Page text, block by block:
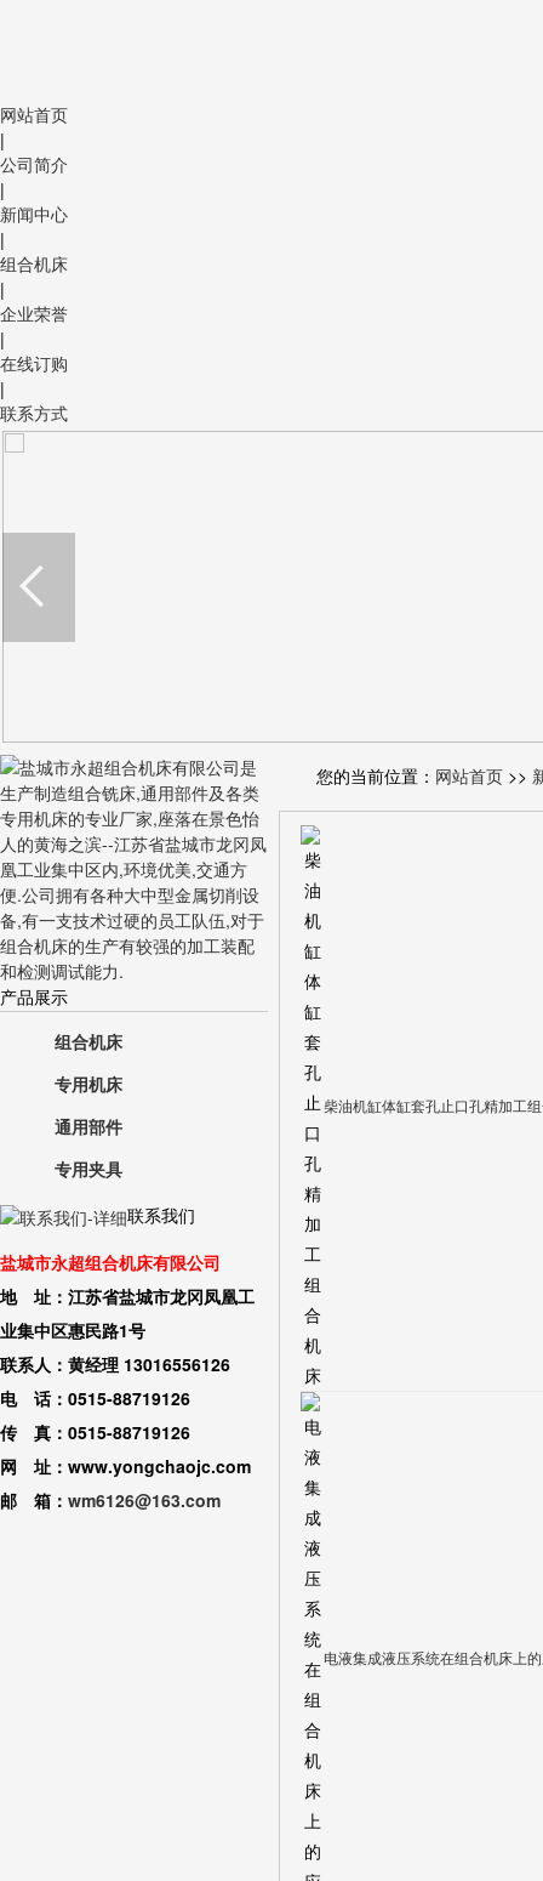
网站首页
|
公司简介
|
新闻中心
|
组合机床
|
企业荣誉
|
在线订购
|
联系方式
产品展示
组合机床
专用机床
通用部件
专用夹具
联系我们
盐城市永超组合机床有限公司
地 址：江苏省盐城市龙冈凤凰工
业集中区惠民路1号
联系人：黄经理 13016556126
电 话：0515-88719126
传 真：0515-88719126
网 址：www.yongchaojc.com
邮 箱： wm6126@163.com
您的当前位置： 网站首页 >>
柴油机缸体缸套孔止口孔精加工
电液集成液压系统在组合机床上